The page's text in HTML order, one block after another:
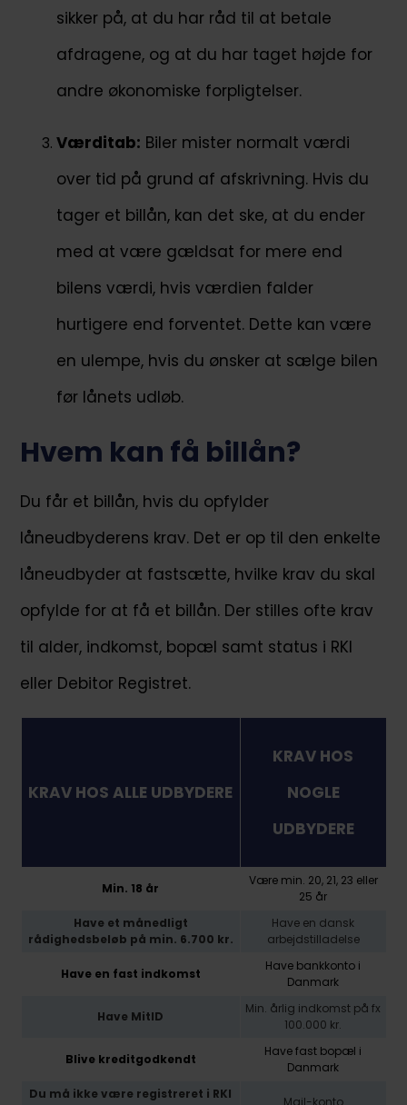
sikker på, at du har råd til at betale
afdragene, og at du har taget højde for
andre økonomiske forpligtelser.
Værditab: Biler mister normalt værdi
over tid på grund af afskrivning. Hvis du
tager et billån, kan det ske, at du ender
med at være gældsat for mere end
bilens værdi, hvis værdien falder
hurtigere end forventet. Dette kan være
en ulempe, hvis du ønsker at sælge bilen
før lånets udløb.
Hvem kan få billån?
Du får et billån, hvis du opfylder
låneudbyderens krav. Det er op til den enkelte
låneudbyder at fastsætte, hvilke krav du skal
opfylde for at få et billån. Der stilles ofte krav
til alder, indkomst, bopæl samt status i RKI
eller Debitor Registret.
KRAV HOS ALLE UDBYDERE
KRAV HOS
NOGLE
UDBYDERE
Min. 18 år
Være min. 20, 21, 23 eller
25 år
Have et månedligt
rådighedsbeløb på min. 6.700 kr.
Have en dansk
arbejdstilladelse
Have en fast indkomst
Have bankkonto i
Danmark
Have MitID
Min. årlig indkomst på fx
100.000 kr.
Blive kreditgodkendt
Have fast bopæl i
Danmark
Du må ikke være registreret i RKI
Mail-konto